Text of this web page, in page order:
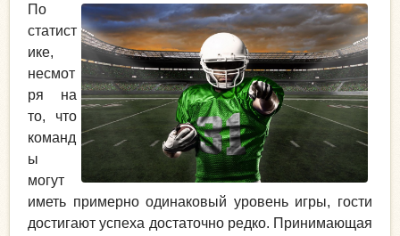
По
статист
ике,
несмот
ря на
то, что
команд
ы
могут
иметь примерно одинаковый уровень игры, гости
достигают успеха достаточно редко. Принимающая